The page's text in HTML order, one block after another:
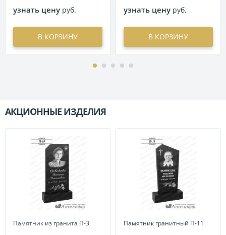
узнать цену руб.
В КОРЗИНУ
узнать цену руб.
В КОРЗИНУ
АКЦИОННЫЕ ИЗДЕЛИЯ
Памятник из гранита П-3 Памятник гранитный П-11